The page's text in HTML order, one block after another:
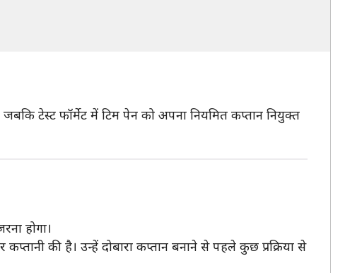
टेस्ट फॉर्मेट में टिम पेन को अपना नियमित कप्तान नियुक्त
होगा।
की है। उन्हें दोबारा कप्तान बनाने से पहले कुछ प्रक्रिया से